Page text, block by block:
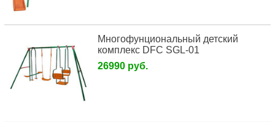
Многофунциональный детский
комплекс DFC SGL-01
26990 руб.